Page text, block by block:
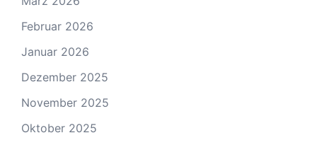
Februar 2026
Januar 2026
Dezember 2025
November 2025
Oktober 2025